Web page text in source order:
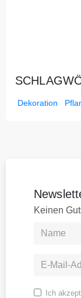
Dekoration
Keinen
Ich